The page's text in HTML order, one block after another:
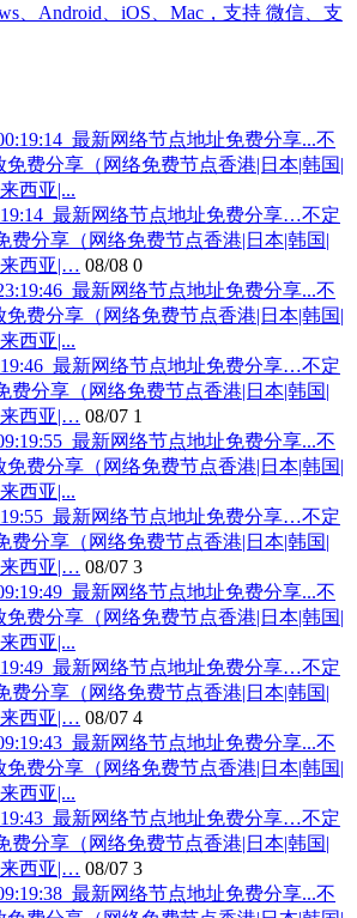
最新网络节点地址免费分享…不定
分享（网络免费节点香港|日本|韩国|
来西亚|… 08/08 0
最新网络节点地址免费分享…不定
分享（网络免费节点香港|日本|韩国|
来西亚|… 08/07 1
最新网络节点地址免费分享…不定
分享（网络免费节点香港|日本|韩国|
来西亚|… 08/07 3
最新网络节点地址免费分享…不定
分享（网络免费节点香港|日本|韩国|
来西亚|… 08/07 4
最新网络节点地址免费分享…不定
分享（网络免费节点香港|日本|韩国|
来西亚|… 08/07 3